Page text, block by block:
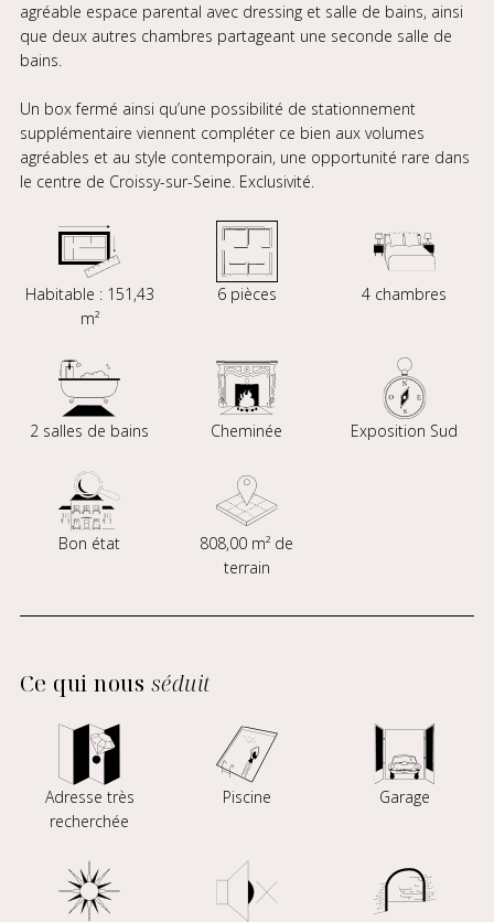
agréable espace parental avec dressing et salle de bains, ainsi
que deux autres chambres partageant une seconde salle de
bains.
Un box fermé ainsi qu’une possibilité de stationnement
supplémentaire viennent compléter ce bien aux volumes
agréables et au style contemporain, une opportunité rare dans
le centre de Croissy-sur-Seine. Exclusivité.
Habitable : 151,43
m²
6 pièces 4 chambres
2 salles de bains Cheminée Exposition Sud
Bon état
808,00 m² de
terrain
Ce qui nous séduit
Adresse très
recherchée
Piscine Garage